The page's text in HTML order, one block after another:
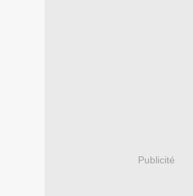
Publicité